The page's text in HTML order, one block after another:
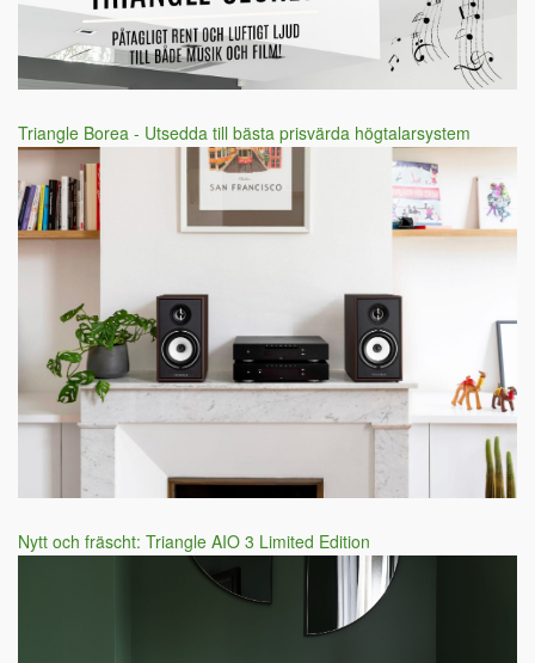
Triangle Borea - Utsedda till bästa prisvärda högtalarsystem
Nytt och fräscht: Triangle AIO 3 Limited Edition